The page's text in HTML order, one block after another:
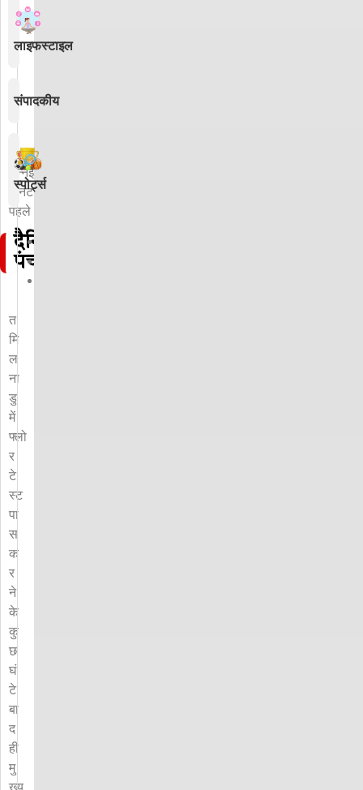
लाइफस्टाइल
संपादकीय
स्पोर्ट्स
दैनिक
पंचांग
चेन्नई49
मिनट
पहले
त
मि
ल
ना
डु
में
फ्लो
र
टे
स्ट
पा
स
क
र
ने
के
कु
छ
घं
टे
बा
द
ही
मु